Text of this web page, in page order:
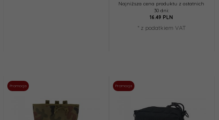
Najniższa cena produktu z ostatnich
30 dni:
16.49 PLN
* z podatkiem VAT
Promocja Promocja